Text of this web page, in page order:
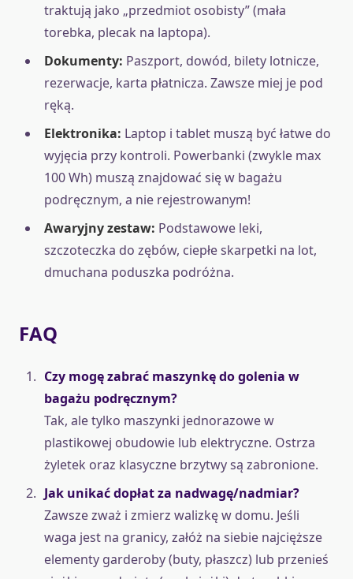
traktują jako „przedmiot osobisty” (mała
torebka, plecak na laptopa).
Dokumenty: Paszport, dowód, bilety lotnicze,
rezerwacje, karta płatnicza. Zawsze miej je pod
ręką.
Elektronika: Laptop i tablet muszą być łatwe do
wyjęcia przy kontroli. Powerbanki (zwykle max
100 Wh) muszą znajdować się w bagażu
podręcznym, a nie rejestrowanym!
Awaryjny zestaw: Podstawowe leki,
szczoteczka do zębów, ciepłe skarpetki na lot,
dmuchana poduszka podróżna.
FAQ
Czy mogę zabrać maszynkę do golenia w
bagażu podręcznym?
Tak, ale tylko maszynki jednorazowe w
plastikowej obudowie lub elektryczne. Ostrza
żyletek oraz klasyczne brzytwy są zabronione.
Jak unikać dopłat za nadwagę/nadmiar?
Zawsze zważ i zmierz walizkę w domu. Jeśli
waga jest na granicy, załóż na siebie najcięższe
elementy garderoby (buty, płaszcz) lub przenieś